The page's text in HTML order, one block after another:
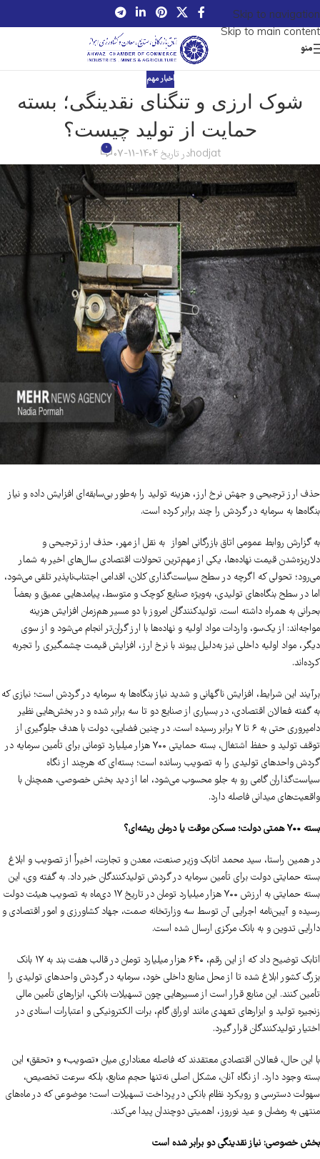
Skip to navigation
Skip to main content
منو
اخبار مهم
شوک ارزی و تنگنای نقدینگی؛ بسته
حمایت از تولید چیست؟
hodjatدر تاریخ 1404-11-07 0
حذف ارز ترجیحی و جهش نرخ ارز، هزینه تولید را به‌طور بی‌سابقه‌ای افزایش داده و نیاز
بنگاه‌ها به سرمایه در گردش را چند برابر کرده است.
به گزارش روابط عمومی اتاق بازرگانی اهواز به نقل از مهر، حذف ارز ترجیحی و
دلاریزه‌شدن قیمت نهاده‌ها، یکی از مهم‌ترین تحولات اقتصادی سال‌های اخیر به شمار
می‌رود؛ تحولی که اگرچه در سطح سیاست‌گذاری کلان، اقدامی اجتناب‌ناپذیر تلقی می‌شود،
اما در سطح بنگاه‌های تولیدی، به‌ویژه صنایع کوچک و متوسط، پیامدهایی عمیق و بعضاً
بحرانی به همراه داشته است. تولیدکنندگان امروز با دو مسیر هم‌زمان افزایش هزینه
مواجه‌اند: از یک‌سو، واردات مواد اولیه و نهاده‌ها با ارز گران‌تر انجام می‌شود و از سوی
دیگر، مواد اولیه داخلی نیز به‌دلیل پیوند با نرخ ارز، افزایش قیمت چشمگیری را تجربه
کرده‌اند.
برآیند این شرایط، افزایش ناگهانی و شدید نیاز بنگاه‌ها به سرمایه در گردش است؛ نیازی که
به گفته فعالان اقتصادی، در بسیاری از صنایع دو تا سه برابر شده و در بخش‌هایی نظیر
دامپروری حتی به ۶ تا ۷ برابر رسیده است. در چنین فضایی، دولت با هدف جلوگیری از
توقف تولید و حفظ اشتغال، بسته حمایتی ۷۰۰ هزار میلیارد تومانی برای تأمین سرمایه در
گردش واحدهای تولیدی را به تصویب رسانده است؛ بسته‌ای که هرچند از نگاه
سیاست‌گذاران گامی رو به جلو محسوب می‌شود، اما از دید بخش خصوصی، همچنان با
واقعیت‌های میدانی فاصله دارد.
بسته ۷۰۰ همتی دولت؛ مسکن موقت یا درمان ریشه‌ای؟
در همین راستا، سید محمد اتابک وزیر صنعت، معدن و تجارت، اخیراً از تصویب و ابلاغ
بسته حمایتی دولت برای تأمین سرمایه در گردش تولیدکنندگان خبر داد. به گفته وی، این
بسته حمایتی به ارزش ۷۰۰ هزار میلیارد تومان در تاریخ ۱۷ دی‌ماه به تصویب هیئت دولت
رسیده و آیین‌نامه اجرایی آن توسط سه وزارتخانه صمت، جهاد کشاورزی و امور اقتصادی و
دارایی تدوین و به بانک مرکزی ارسال شده است.
اتابک توضیح داد که از این رقم، ۶۴۰ هزار میلیارد تومان در قالب هفت بند به ۱۷ بانک
بزرگ کشور ابلاغ شده تا از محل منابع داخلی خود، سرمایه در گردش واحدهای تولیدی را
تأمین کنند. این منابع قرار است از مسیرهایی چون تسهیلات بانکی، ابزارهای تأمین مالی
زنجیره تولید و ابزارهای تعهدی مانند اوراق گام، برات الکترونیکی و اعتبارات اسنادی در
اختیار تولیدکنندگان قرار گیرد.
با این حال، فعالان اقتصادی معتقدند که فاصله معناداری میان «تصویب» و «تحقق» این
بسته وجود دارد. از نگاه آنان، مشکل اصلی نه‌تنها حجم منابع، بلکه سرعت تخصیص،
سهولت دسترسی و رویکرد نظام بانکی در پرداخت تسهیلات است؛ موضوعی که در ماه‌های
منتهی به رمضان و عید نوروز، اهمیتی دوچندان پیدا می‌کند.
بخش خصوصی: نیاز نقدینگی دو برابر شده است